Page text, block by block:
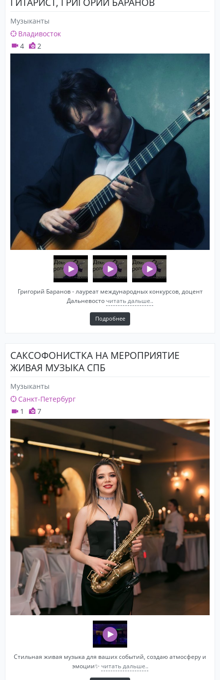
Музыканты
Владивосток
4
2
Григорий Баранов - лауреат международных конкурсов, доцент
Дальневосто читать дальше..
Подробнее
САКСОФОНИСТКА НА МЕРОПРИЯТИЕ
ЖИВАЯ МУЗЫКА СПБ
Музыканты
Санкт-Петербург
1
7
Стильная живая музыка для ваших событий, создаю атмосферу и
эмоции✨ читать дальше..